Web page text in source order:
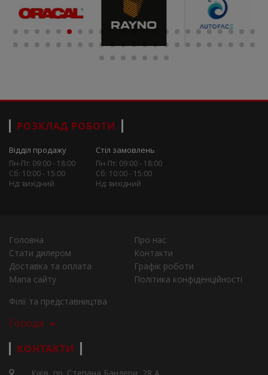
РОЗКЛАД РОБОТИ
Відділ продажу
Пн-Пт: 09:00 - 18:00
Сб: 10:00 - 15:00
Нд: вихідний
Стіл замовлень
Пн-Пт: 09:00 - 18:00
Сб: 10:00 - 15:00
Нд: вихідний
Головна
Про нас
Стати дилером
Контакти
Доставка та оплата
Графік роботи
Мапа сайту
Політика конфіденційності
Філії та представництва
Города
КОНТАКТИ